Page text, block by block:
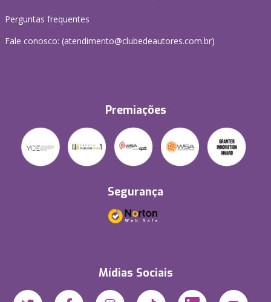
Perguntas frequentes
Fale conosco: (atendimento@clubedeautores.com.br)
Premiações
Segurança
Mídias Sociais